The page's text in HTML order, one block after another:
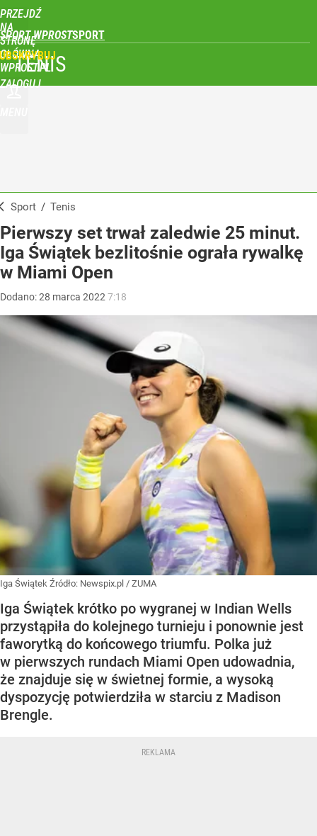
PRZEJDŹ
NA
STRONĘ
GŁÓWNĄ
WPROST.PL
SPORT WPROST
ZALOGUJ
TENIS
Sport / Tenis
Pierwszy set trwał zaledwie 25 minut.
Iga Świątek bezlitośnie ograła rywalkę
w Miami Open
Dodano:28 marca 2022 7:18
Iga Świątek Źródło: Newspix.pl / ZUMA
Iga Świątek krótko po wygranej w Indian Wells
przystąpiła do kolejnego turnieju i ponownie jest
faworytką do końcowego triumfu. Polka już
w pierwszych rundach Miami Open udowadnia,
że znajduje się w świetnej formie, a wysoką
dyspozycję potwierdziła w starciu z Madison
Brengle.